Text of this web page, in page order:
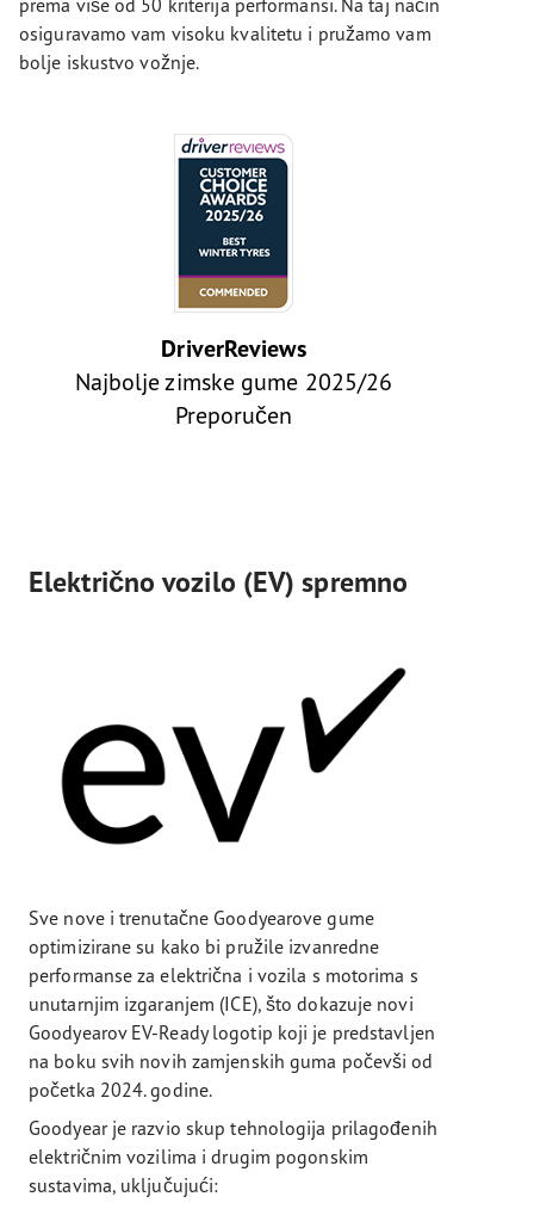
prema više od 50 kriterija performansi. Na taj način
osiguravamo vam visoku kvalitetu i pružamo vam
bolje iskustvo vožnje.
DriverReviews
Najbolje zimske gume 2025/26
Preporučen
Električno vozilo (EV) spremno
Sve nove i trenutačne Goodyearove gume
optimizirane su kako bi pružile izvanredne
performanse za električna i vozila s motorima s
unutarnjim izgaranjem (ICE), što dokazuje novi
Goodyearov EV-Ready logotip koji je predstavljen
na boku svih novih zamjenskih guma počevši od
početka 2024. godine.
Goodyear je razvio skup tehnologija prilagođenih
električnim vozilima i drugim pogonskim
sustavima, uključujući: